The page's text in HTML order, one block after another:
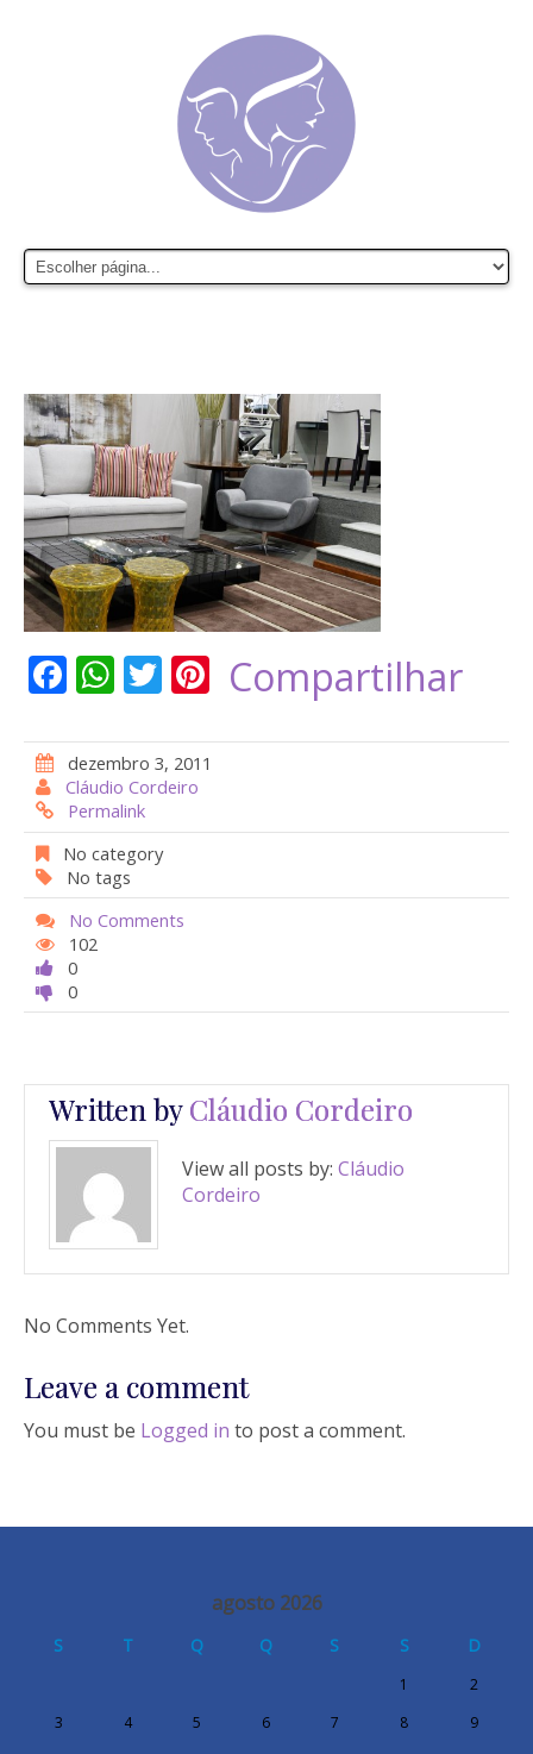
F
e
b
o
o
k
W
at
s
A
p
p
T
itt
er
Pi
er
st
Compartilhar
dezembro 3, 2011
Cláudio Cordeiro
Permalink
No category
No tags
No Comments
102
0
0
Written byCláudio Cordeiro
View all posts by: Cláudio
Cordeiro
No Comments Yet.
Leave a comment
You must be Logged in to post a comment.
agosto 2026
S T Q Q S S D
1
2
3
4 5 6 7 8
9